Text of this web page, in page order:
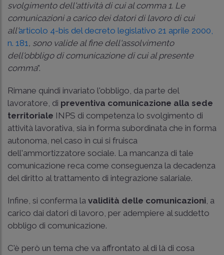
svolgimento dell'attività di cui al comma 1. Le
comunicazioni a carico dei datori di lavoro di cui
all'articolo 4-bis del decreto legislativo 21 aprile 2000,
n. 181, sono valide al fine dell'assolvimento
dell'obbligo di comunicazione di cui al presente
comma”.
Rimane quindi invariato l'obbligo, da parte del
lavoratore, di preventiva comunicazione alla sede
territoriale INPS di competenza lo svolgimento di
attività lavorativa, sia in forma subordinata che in forma
autonoma, nel caso in cui si fruisca
dell'ammortizzatore sociale. La mancanza di tale
comunicazione reca come conseguenza la decadenza
del diritto al trattamento di integrazione salariale.
Infine, si conferma la validità delle comunicazioni, a
carico dai datori di lavoro, per adempiere al suddetto
obbligo di comunicazione.
C'è però un tema che va affrontato al di là di cosa